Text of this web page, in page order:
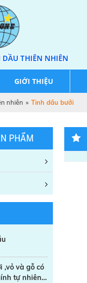
THIÊN NHIÊN
GIỚI THIỆU
nhiên » Tinh dầu bưởi
PHẨM
,vỏ và gỗ có
tự nhiên